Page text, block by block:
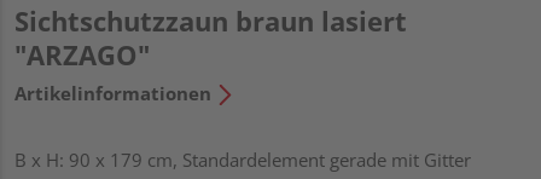
Sichtschutzzaun braun lasiert
"ARZAGO"
Artikelinformationen
B x H: 90 x 179 cm, Standardelement gerade mit Gitter